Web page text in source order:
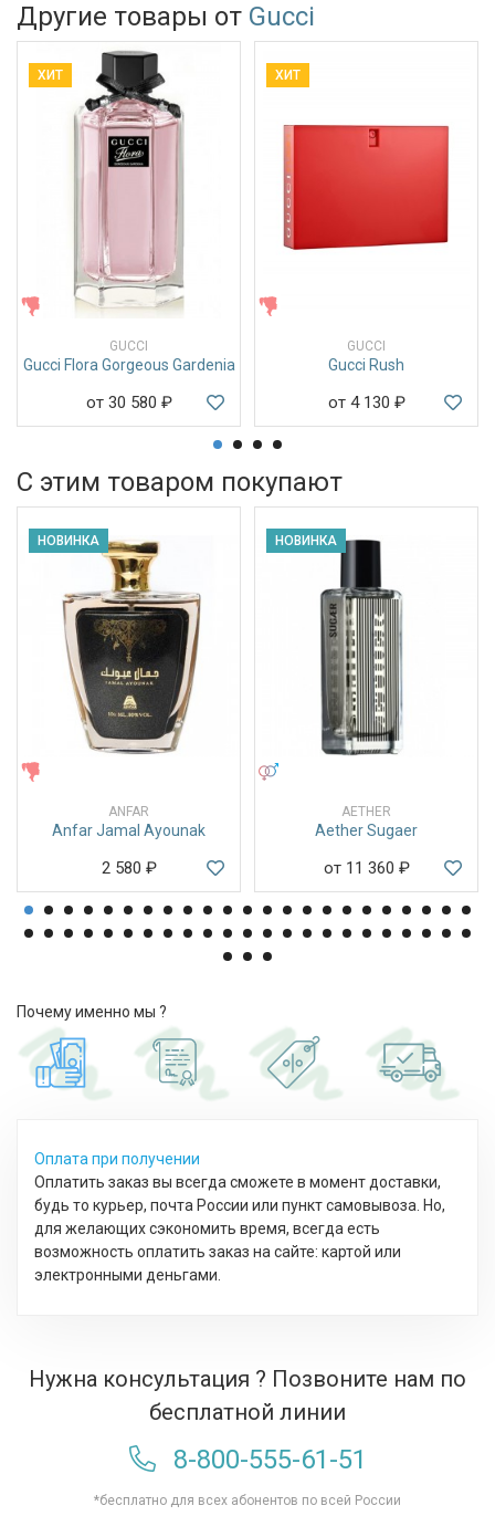
Другие товары от Gucci
ХИТ
ЖЕНСКИЕ
GUCCI
Gucci Flora Gorgeous Gardenia
от 30 580 ₽
ХИТ
GUCCI
Gucci Rush
от 4 130 ₽
С этим товаром покупают
НОВИНКА
ANFAR
Anfar Jamal Ayounak
2 580 ₽
НОВИНКА
AETHER
Aether Sugaer
от 11 360 ₽
Почему именно мы ?
Оплата при получении
Оплатить заказ вы всегда сможете в момент доставки,
будь то курьер, почта России или пункт самовывоза. Но,
для желающих сэкономить время, всегда есть
возможность оплатить заказ на сайте: картой или
электронными деньгами.
Нужна консультация ? Позвоните нам по
бесплатной линии
8-800-555-61-51
*бесплатно для всех абонентов по всей России